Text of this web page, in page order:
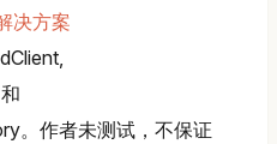
决方案
。作者未测试，不保证